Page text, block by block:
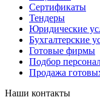
Сертификаты
Тендеры
Юридические
Бухгалтерские
Готовые фирмы
Подбор
Продажа
Наши контакты